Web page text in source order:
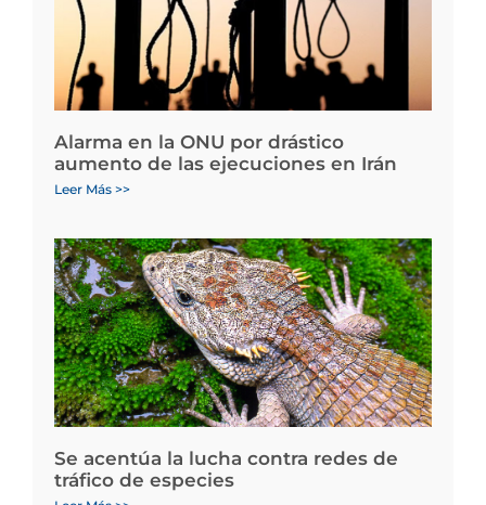
Alarma en la ONU por drástico
aumento de las ejecuciones en Irán
Leer Más >>
Se acentúa la lucha contra redes de
tráfico de especies